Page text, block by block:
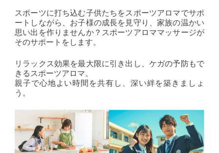
スポーツに打ち込む子供たちをスポーツアロマでサポ
ートしながら、お子様の成長を見守り、家族の温かい
思い出を作りませんか？スポーツアロママッサージが
そのサポートをします。
リラックス効果を最大限に引き出し、ケガの予防もで
きるスポーツアロマ。
親子で心地よい時間を共有し、深い絆を築きましょ
う。